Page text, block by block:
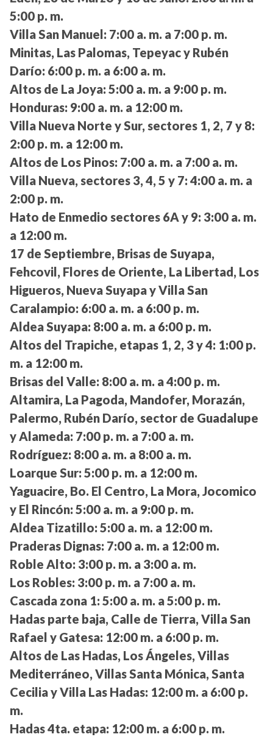
5:00 p. m.
Villa San Manuel: 7:00 a. m. a 7:00 p. m.
Minitas, Las Palomas, Tepeyac y Rubén
Darío: 6:00 p. m. a 6:00 a. m.
Altos de La Joya: 5:00 a. m. a 9:00 p. m.
Honduras: 9:00 a. m. a 12:00 m.
Villa Nueva Norte y Sur, sectores 1, 2, 7 y 8:
2:00 p. m. a 12:00 m.
Altos de Los Pinos: 7:00 a. m. a 7:00 a. m.
Villa Nueva, sectores 3, 4, 5 y 7: 4:00 a. m. a
2:00 p. m.
Hato de Enmedio sectores 6A y 9: 3:00 a. m.
a 12:00 m.
17 de Septiembre, Brisas de Suyapa,
Fehcovil, Flores de Oriente, La Libertad, Los
Higueros, Nueva Suyapa y Villa San
Caralampio: 6:00 a. m. a 6:00 p. m.
Aldea Suyapa: 8:00 a. m. a 6:00 p. m.
Altos del Trapiche, etapas 1, 2, 3 y 4: 1:00 p.
m. a 12:00 m.
Brisas del Valle: 8:00 a. m. a 4:00 p. m.
Altamira, La Pagoda, Mandofer, Morazán,
Palermo, Rubén Darío, sector de Guadalupe
y Alameda: 7:00 p. m. a 7:00 a. m.
Rodríguez: 8:00 a. m. a 8:00 a. m.
Loarque Sur: 5:00 p. m. a 12:00 m.
Yaguacire, Bo. El Centro, La Mora, Jocomico
y El Rincón: 5:00 a. m. a 9:00 p. m.
Aldea Tizatillo: 5:00 a. m. a 12:00 m.
Praderas Dignas: 7:00 a. m. a 12:00 m.
Roble Alto: 3:00 p. m. a 3:00 a. m.
Los Robles: 3:00 p. m. a 7:00 a. m.
Cascada zona 1: 5:00 a. m. a 5:00 p. m.
Hadas parte baja, Calle de Tierra, Villa San
Rafael y Gatesa: 12:00 m. a 6:00 p. m.
Altos de Las Hadas, Los Ángeles, Villas
Mediterráneo, Villas Santa Mónica, Santa
Cecilia y Villa Las Hadas: 12:00 m. a 6:00 p.
m.
Hadas 4ta. etapa: 12:00 m. a 6:00 p. m.